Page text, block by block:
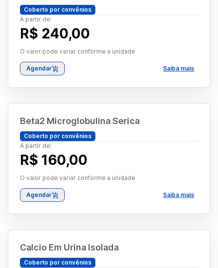
Coberto por convênios
A partir de:
R$ 240,00
O valor pode variar conforme a unidade
Agendar Saiba mais
Beta2 Microglobulina Serica
Coberto por convênios
A partir de:
R$ 160,00
O valor pode variar conforme a unidade
Agendar Saiba mais
Calcio Em Urina Isolada
Coberto por convênios